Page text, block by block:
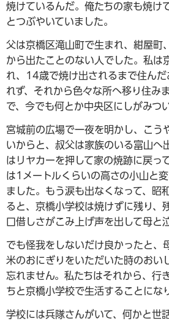
焼けているんだ。俺たちの家も焼け
とつぶやいていました。
父は京橋区滝山町で生まれ、紺屋町
から出たことのない人でした。私は
れ、14歳で焼け出されるまで住んだ
れず、それから色々な所へ移り住み
で、今でも何とか中央区にしがみつい
宮城前の広場で一夜を明かし、こう
いからと、叔父は家族のいる富山へ
はリヤカーを押して家の焼跡に戻っ
は1メートルくらいの高さの小山と
ました。もう涙も出なくなって、昭
ると、京橋小学校は焼けずに残り、
口借しさがこみ上げ声を出して母と
でも怪我をしないだけ良かったと、
米のおにぎりをいただいた時のおい
忘れません。私たちはそれから、行
ちと京橋小学校で生活することにな
学校には兵隊さんがいて、何かと世